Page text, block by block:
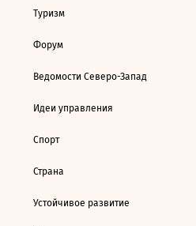
Туризм
Форум
Ведомости Северо-Запад
Идеи управления
Спорт
Страна
Устойчивое развитие